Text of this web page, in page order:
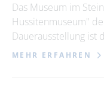
bitte wählen
Das Museum im
Hussitenmuseum"
Dauerausstellung ist
MEHR ERFAHREN